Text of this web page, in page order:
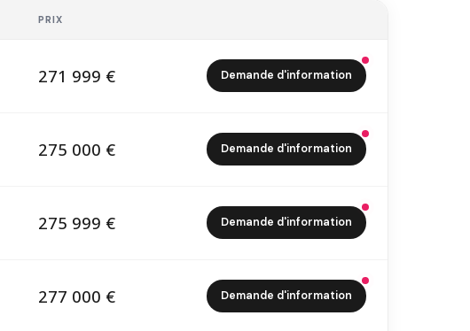
PRIX
271 999 € Demande d'information
275 000 € Demande d'information
275 999 € Demande d'information
277 000 € Demande d'information